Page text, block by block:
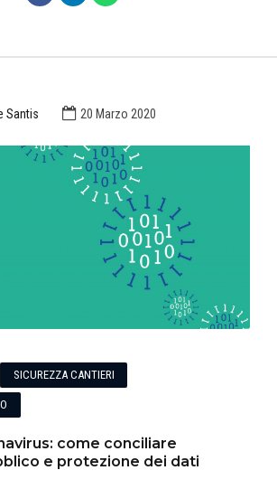
Santis 20 Marzo 2020
SICUREZZA CANTIERI
come conciliare
e protezione dei dati